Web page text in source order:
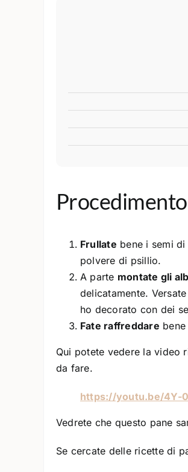
Procedimento
Frullate bene i semi
polvere di psillio.
A parte montate gli
delicatamente.
ho decorato con dei
Fate raffreddare
Qui potete vedere la video
da fare.
https://youtu.be/4Y-
Vedrete che questo pane
Se cercate delle ricette di